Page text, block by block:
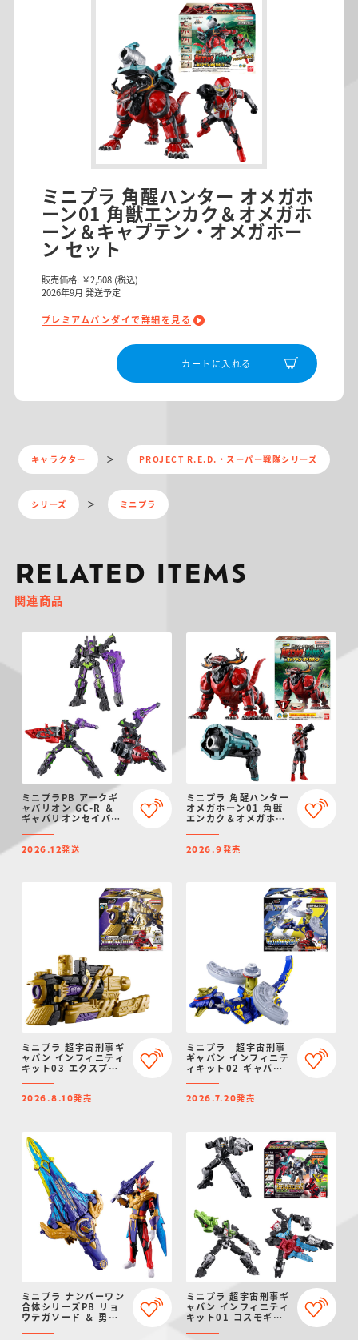
ミニプラ 角醒ハンター オメガホ
ーン01 角獣エンカク＆オメガホ
ーン＆キャプテン・オメガホー
ン セット
販売価格: ￥2,508 (税込)
2026年9月 発送予定
プレミアムバンダイで詳細を見る
カートに入れる
キャラクター PROJECT R.E.D.・スーパー戦隊シリーズ
シリーズ ミニプラ
RELATED ITEMS
関連商品
ミニプラPB アークギ
ャバリオン GC-R ＆
ギャバリオンセイバー
(ダークver.) ＆ ギャ
バリオンドリル(ダーク
ver.)
2026.12発送
ミニプラ 角醒ハンター
オメガホーン01 角獣
エンカク＆オメガホー
ガホーン
2026.9発売
ミニプラ 超宇宙刑事ギ
ャバン インフィニティ
キット03 エクスプレ
2026.8.10発売
ミニプラ 超宇宙刑事
ギャバン インフィニテ
ィキット02 ギャバリ
2026.7.20発売
ミニプラ ナンバーワン
合体シリーズPB リョ
ウテガソード ＆ 勇動
ミニプラ 超宇宙刑事ギ
ャバン インフィニティ
キット01 コスモギャ